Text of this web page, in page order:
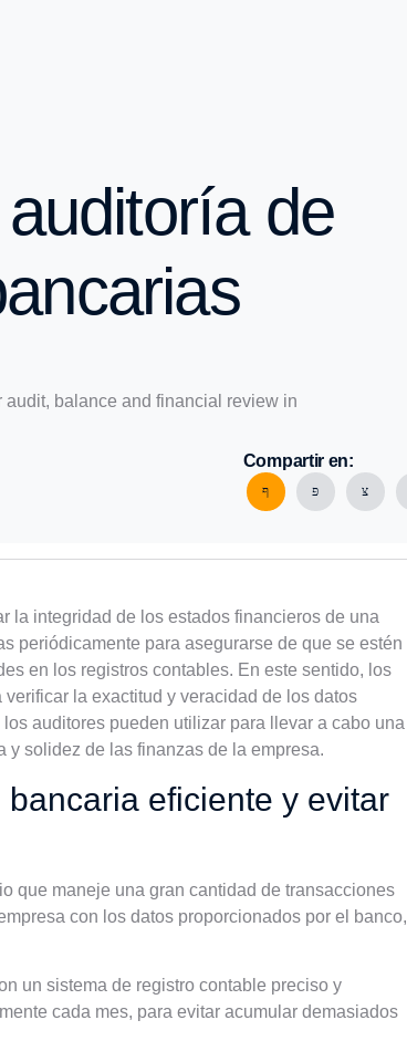
de
Compartir en:
la integridad de los estados financieros de una
periódicamente para asegurarse de que se estén
en los registros contables. En este sentido, los
la exactitud y veracidad de los datos
auditores pueden utilizar para llevar a cabo una
solidez de las finanzas de la empresa.
eficiente y evitar
que maneje una gran cantidad de transacciones
con los datos proporcionados por el banco,
un sistema de registro contable preciso y
cada mes, para evitar acumular demasiados